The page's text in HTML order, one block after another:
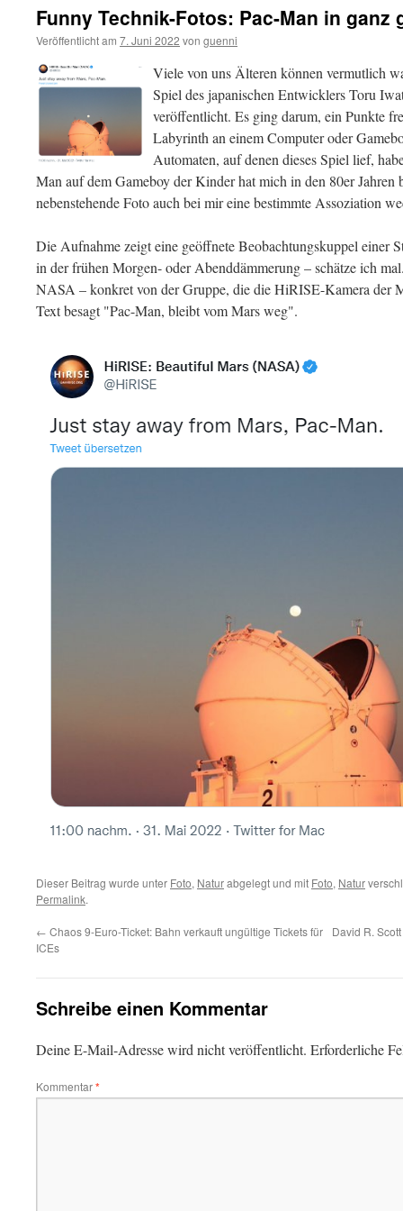
Funny Technik-Fotos: Pac-Man in
Veröffentlicht am 7. Juni 2022 von guenni
Viele von uns Älteren können vermutlich
Spiel des japanischen Entwicklers Toru
veröffentlicht. Es ging darum, ein Punkte
Labyrinth an einem Computer oder
Automaten, auf denen dieses Spiel lief,
Man auf dem Gameboy der Kinder hat mich in den 80er Jahren
nebenstehende Foto auch bei mir eine bestimmte Assoziation
Die Aufnahme zeigt eine geöffnete Beobachtungskuppel einer
in der frühen Morgen- oder Abenddämmerung – schätze ich
NASA – konkret von der Gruppe, die die HiRISE-Kamera der
Text besagt "Pac-Man, bleibt vom Mars weg".
Dieser Beitrag wurde unter Foto, Naturabgelegt und mit Foto, Natur
Permalink.
← Chaos 9-Euro-Ticket: Bahn verkauft ungültige Tickets für
ICEs
David R.
Schreibe einen Kommentar
Deine E-Mail-Adresse wird nicht veröffentlicht. Erforderliche
Kommentar*